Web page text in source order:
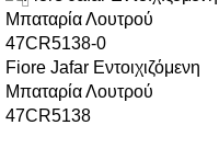
Fiore Jafar Εντοιχιζόμενη
Μπαταρία Λουτρού
47CR5138